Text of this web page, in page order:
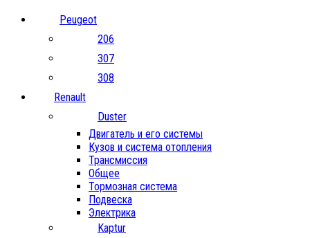
Peugeot
206
307
308
Renault
Duster
Двигатель и его системы
Кузов и система отопления
Трансмиссия
Общее
Тормозная система
Подвеска
Электрика
Kaptur